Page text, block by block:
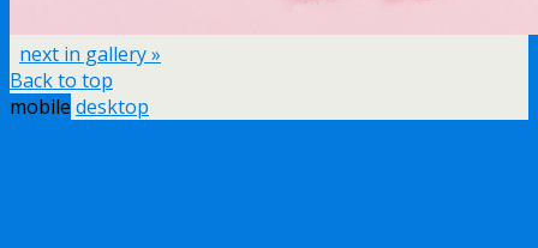
next in gallery »
Back to top
mobile desktop